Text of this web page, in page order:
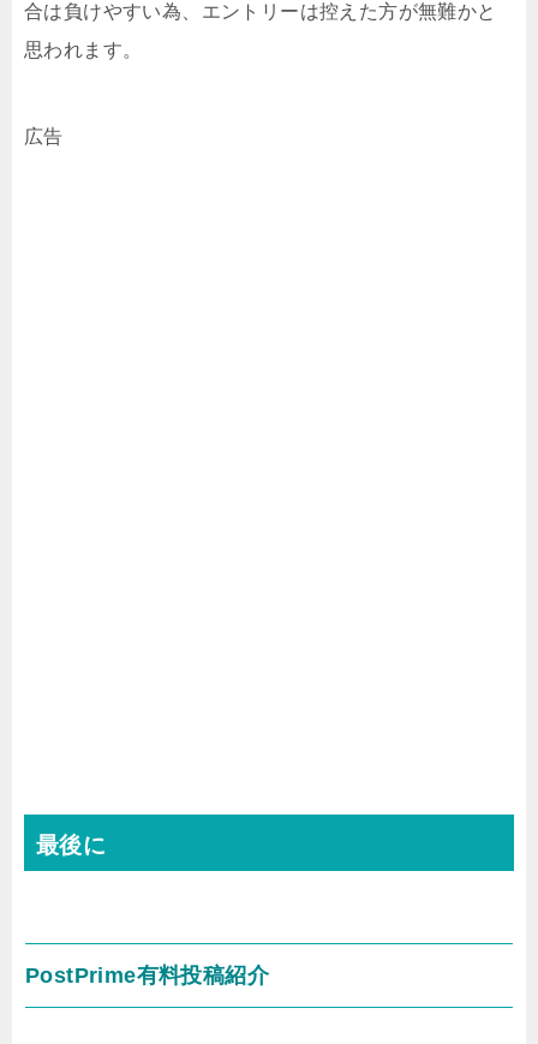
合は負けやすい為、エントリーは控えた方が無難かと
思われます。
広告
最後に
PostPrime有料投稿紹介